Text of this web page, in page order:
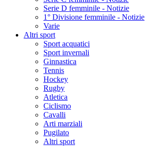
Serie D femminile - Notizie
1° Divisione femminile - Notizie
Varie
Altri sport
Sport acquatici
Sport invernali
Ginnastica
Tennis
Hockey
Rugby
Atletica
Ciclismo
Cavalli
Arti marziali
Pugilato
Altri sport